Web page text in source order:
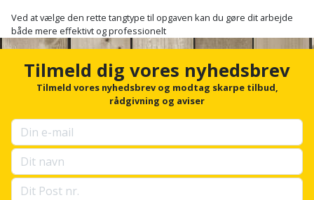
Ved at vælge den rette tangtype til opgaven kan du gøre dit arbejde
både mere effektivt og professionelt
Tilmeld dig vores nyhedsbrev
Tilmeld vores nyhedsbrev og modtag skarpe tilbud,
rådgivning og aviser